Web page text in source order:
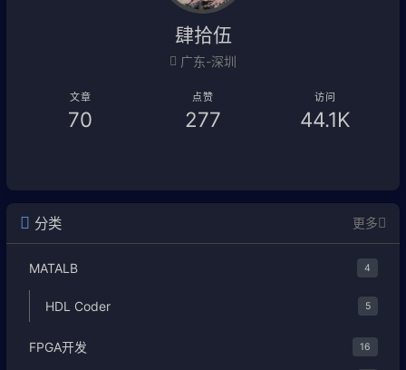
肆拾伍
广东-深圳
文章
70
点赞
277
访问
44.1K
分类 更多
MATALB 4
HDL Coder 5
FPGA开发 16